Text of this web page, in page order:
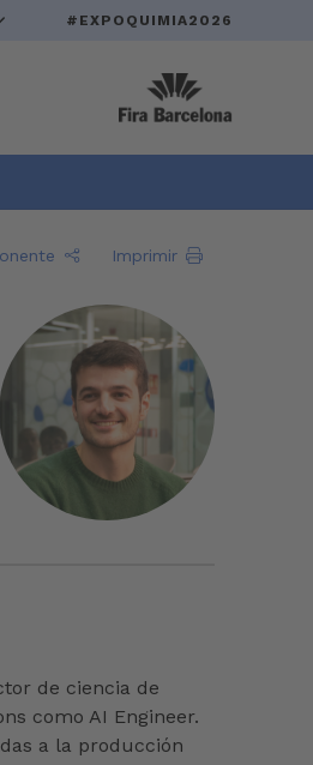
#EXPOQUIMIA2026
Imprimir
de ciencia de
como AI Engineer.
a la producción